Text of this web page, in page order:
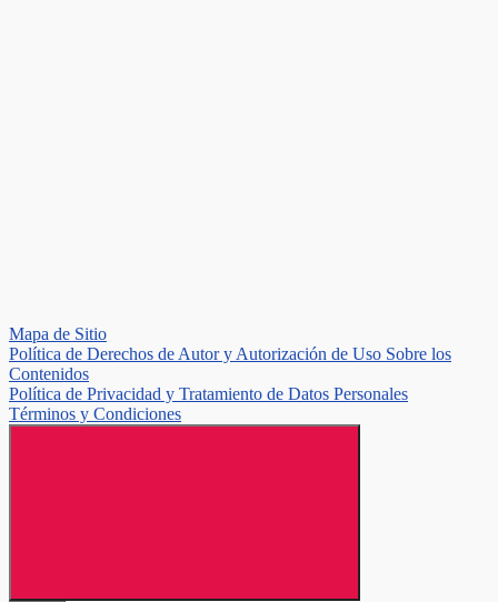
Mapa de Sitio
Política de Derechos de Autor y Autorización de Uso Sobre los
Contenidos
Política de Privacidad y Tratamiento de Datos Personales
Términos y Condiciones